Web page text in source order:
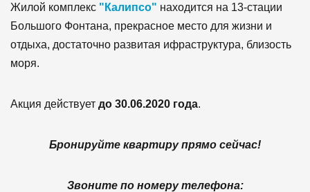
Жилой комплекс "Калипсо" находится на 13-стации
Большого Фонтана, прекрасное место для жизни и
отдыха, достаточно развитая ифраструктура, близость
моря.
Акция действует до 30.06.2020 года.
Бронируйте квартиру прямо сейчас!
Звоните по номеру телефона: